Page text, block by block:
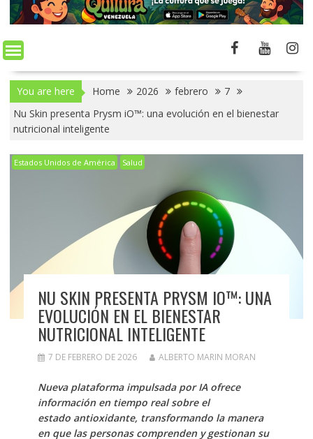
You are here Home 2026 febrero
7
Nu Skin presenta Prysm iO™: una evolución en el bienestar
nutricional inteligente
Estados Unidos de América Salud
NU SKIN PRESENTA PRYSM IO™: UNA
EVOLUCIÓN EN EL BIENESTAR
NUTRICIONAL INTELIGENTE
7 DE FEBRERO DE 2026 ALBERTO MARIN MORAN
Nueva plataforma impulsada por IA ofrece
información en tiempo real sobre el
estado antioxidante, transformando la manera
en que las personas comprenden y gestionan su